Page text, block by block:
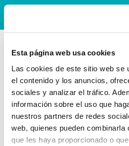
Esta página web usa cookies
Las cookies de este sitio web se
el contenido y los anuncios,
sociales y analizar el tráfico.
información sobre el uso que
nuestros partners de redes
web, quienes pueden combinarla
que les haya proporcionado o